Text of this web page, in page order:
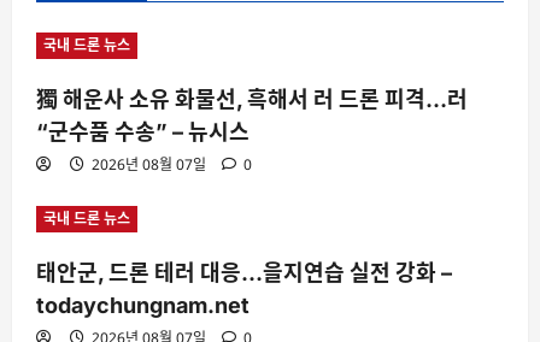
국내 드론 뉴스
獨 해운사 소유 화물선, 흑해서 러 드론 피격…러
“군수품 수송” – 뉴시스
2026년 08월 07일 0
국내 드론 뉴스
태안군, 드론 테러 대응…을지연습 실전 강화 –
todaychungnam.net
2026년 08월 07일 0